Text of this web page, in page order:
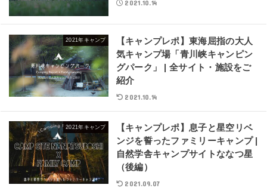
2021.10.14
2021年キャンプ
【キャンプレポ】東海屈指の大人
気キャンプ場「青川峡キャンピン
グパーク」 | 全サイト・施設をご
紹介
2021.10.14
2021年キャンプ
【キャンプレポ】息子と星空リベ
ンジを誓ったファミリーキャンプ |
自然学舎キャンプサイトななつ星
（後編）
2021.09.07